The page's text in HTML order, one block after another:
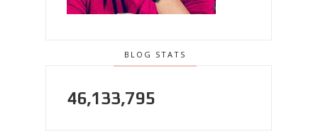
BLOG STATS
46,133,795